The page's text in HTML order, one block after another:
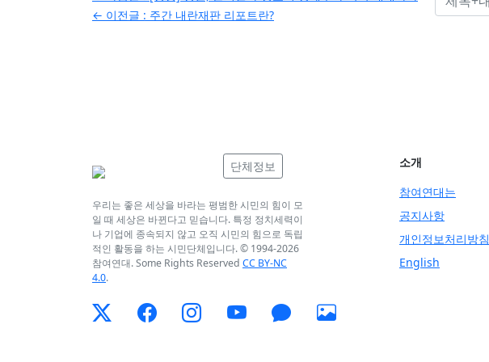
탐
← 이전글 : 주간 내란재판 리포트란?
단체정보
우리는 좋은 세상을 바라는 평범한 시민의 힘이 모
일 때 세상은 바뀐다고 믿습니다. 특정 정치세력이
나 기업에 종속되지 않고 오직 시민의 힘으로 독립
적인 활동을 하는 시민단체입니다. © 1994-2026
참여연대. Some Rights Reserved CC BY-NC
4.0.
소개
참여연대는
공지사항
개인정보처리방침
English